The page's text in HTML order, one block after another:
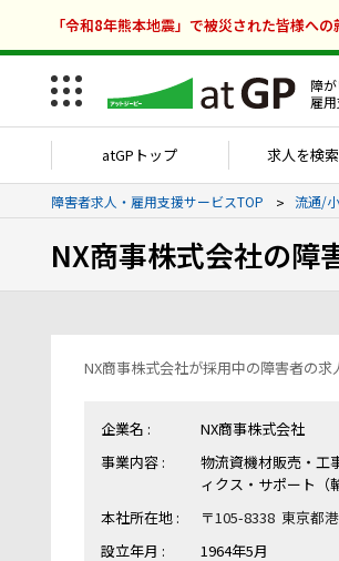
「令和8年熊本地震」で被災された皆様へ
障
雇
atGPトップ 求人を検
障害者求人・雇用支援サービスTOP 流通/
NX商事株式会社の障
NX商事株式会社が採用中の障害者の求
企業名 :
NX商事株式会社
事業内容 :
物流資機材販売・工
ィクス・サポート（
本社所在地 :
〒105-8338 東京都
設立年月 :
1964年5月